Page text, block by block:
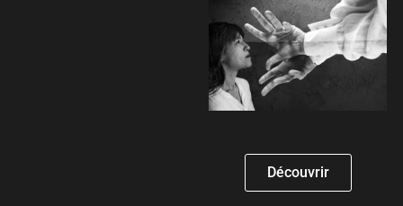
Découvrir